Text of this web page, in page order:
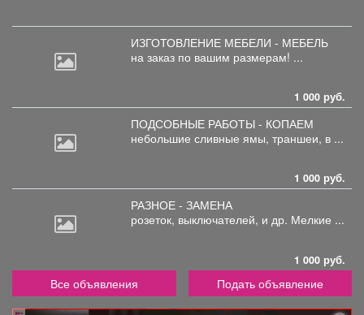
ИЗГОТОВЛЕНИЕ МЕБЕЛИ - МЕБЕЛЬ
на заказ по вашим размерам! ...
1 000 руб.
ПОДСОБНЫЕ РАБОТЫ - КОПАЕМ
небольшие сливные ямы, траншеи, в ...
1 000 руб.
РАЗНОЕ - ЗАМЕНА
розеток, выключателей, и др. Мелкие ...
1 000 руб.
Все объявления Подать объявление